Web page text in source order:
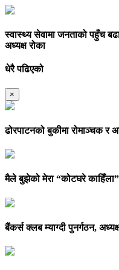
स्वास्थ्य सेवामा जनताको पहुँच
अध्यक्ष रोका
धेरै पढिएको
×
ढोरपाटनको बुकीमा रोमाञ्चक र
मैले बुझेको मेरा “कोटघरे
बैंकर्स क्लब म्याग्दी पुनर्गठन,